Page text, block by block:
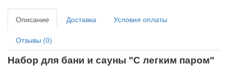
Описание Доставка Условия оплаты
Отзывы (0)
Набор для бани и сауны "С легким паром"